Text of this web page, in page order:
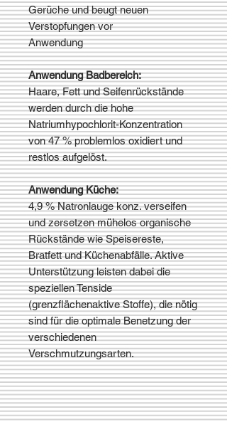
Gerüche und beugt neuen
Verstopfungen vor
Anwendung
Anwendung Badbereich:
Haare, Fett und Seifenrückstände
werden durch die hohe
Natriumhypochlorit-Konzentration
von 47 % problemlos oxidiert und
restlos aufgelöst.
Anwendung Küche:
4,9 % Natronlauge konz. verseifen
und zersetzen mühelos organische
Rückstände wie Speisereste,
Bratfett und Küchenabfälle. Aktive
Unterstützung leisten dabei die
speziellen Tenside
(grenzflächenaktive Stoffe), die nötig
sind für die optimale Benetzung der
verschiedenen
Verschmutzungsarten.